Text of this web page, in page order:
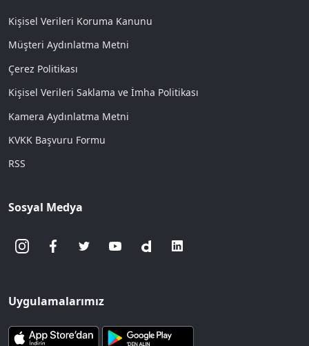
Kişisel Verileri Koruma Kanunu
Müşteri Aydınlatma Metni
Çerez Politikası
Kişisel Verileri Saklama ve İmha Politikası
Kamera Aydınlatma Metni
KVKK Başvuru Formu
RSS
Sosyal Medya
Uygulamalarımız